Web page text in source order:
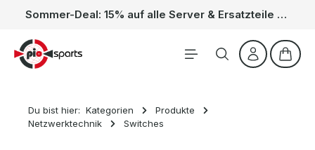
Zum Hauptinhalt springen Sommer-Deal: 15% auf alle Server & Ersatzteile – Kein Code nötig, der Rabatt wird automatisch im Warenkorb abgezogen. Gültig vom 01.06. bis 31.08.
Du bist hier: Kategorien
Produkte
Netzwerktechnik
Switches